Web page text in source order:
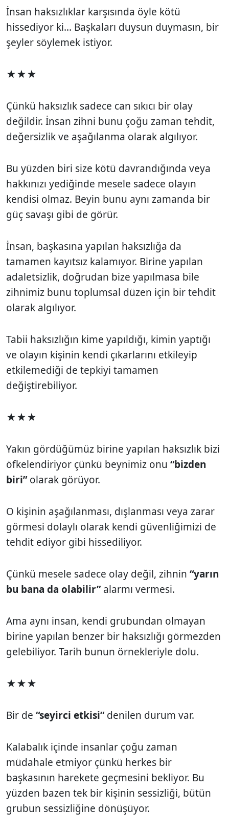
İnsan haksızlıklar karşısında öyle kötü
hissediyor ki... Başkaları duysun duymasın, bir
şeyler söylemek istiyor.
★★★
Çünkü haksızlık sadece can sıkıcı bir olay
değildir. İnsan zihni bunu çoğu zaman tehdit,
değersizlik ve aşağılanma olarak algılıyor.
Bu yüzden biri size kötü davrandığında veya
hakkınızı yediğinde mesele sadece olayın
kendisi olmaz. Beyin bunu aynı zamanda bir
güç savaşı gibi de görür.
İnsan, başkasına yapılan haksızlığa da
tamamen kayıtsız kalamıyor. Birine yapılan
adaletsizlik, doğrudan bize yapılmasa bile
zihnimiz bunu toplumsal düzen için bir tehdit
olarak algılıyor.
Tabii haksızlığın kime yapıldığı, kimin yaptığı
ve olayın kişinin kendi çıkarlarını etkileyip
etkilemediği de tepkiyi tamamen
değiştirebiliyor.
★★★
Yakın gördüğümüz birine yapılan haksızlık bizi
öfkelendiriyor çünkü beynimiz onu “bizden
biri”olarak görüyor.
O kişinin aşağılanması, dışlanması veya zarar
görmesi dolaylı olarak kendi güvenliğimizi de
tehdit ediyor gibi hissediliyor.
Çünkü mesele sadece olay değil, zihnin “yarın
bu bana da olabilir”alarmı vermesi.
Ama aynı insan, kendi grubundan olmayan
birine yapılan benzer bir haksızlığı görmezden
gelebiliyor. Tarih bunun örnekleriyle dolu.
★★★
Bir de “seyirci etkisi”denilen durum var.
Kalabalık içinde insanlar çoğu zaman
müdahale etmiyor çünkü herkes bir
başkasının harekete geçmesini bekliyor. Bu
yüzden bazen tek bir kişinin sessizliği, bütün
grubun sessizliğine dönüşüyor.